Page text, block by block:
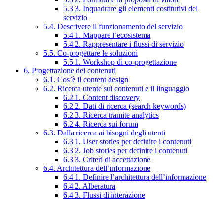
5.3.3. Inquadrare gli elementi costitutivi del
servizio
5.4. Descrivere il funzionamento del servizio
5.4.1. Mappare l’ecosistema
5.4.2. Rappresentare i flussi di servizio
5.5. Co-progettare le soluzioni
5.5.1. Workshop di co-progettazione
6. Progettazione dei contenuti
6.1. Cos’è il content design
6.2. Ricerca utente sui contenuti e il linguaggio
6.2.1. Content discovery
6.2.2. Dati di ricerca (search keywords)
6.2.3. Ricerca tramite analytics
6.2.4. Ricerca sui forum
6.3. Dalla ricerca ai bisogni degli utenti
6.3.1. User stories per definire i contenuti
6.3.2. Job stories per definire i contenuti
6.3.3. Criteri di accettazione
6.4. Architettura dell’informazione
6.4.1. Definire l’architettura dell’informazione
6.4.2. Alberatura
6.4.3. Flussi di interazione